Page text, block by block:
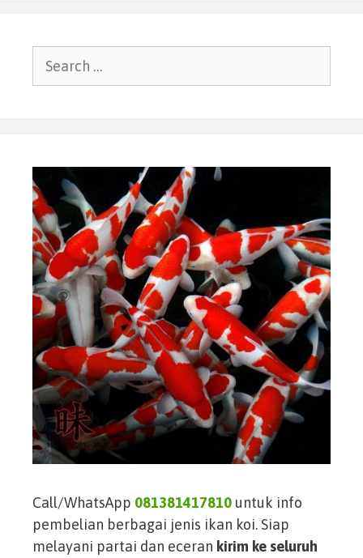
Call/WhatsApp 081381417810 untuk info
pembelian berbagai jenis ikan koi. Siap
melayani partai dan eceran kirim ke seluruh